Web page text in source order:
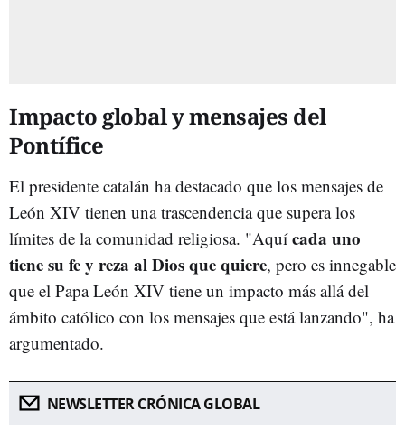
Impacto global y mensajes del
Pontífice
El presidente catalán ha destacado que los mensajes de
León XIV tienen una trascendencia que supera los
límites de la comunidad religiosa. "Aquícada uno
tiene su fe y reza al Dios que quiere, pero es innegable
que el Papa León XIV tiene un impacto más allá del
ámbito católico con los mensajes que está lanzando", ha
argumentado.
NEWSLETTER CRÓNICA GLOBAL